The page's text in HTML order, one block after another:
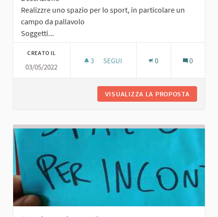
Realizzre uno spazio per lo sport, in particolare un
campo da pallavolo
Soggetti...
CREATO IL
03/05/2022
3 3 SOSTENITORI
SEGUI 0 0
VISUALIZZA LA PROPOSTA